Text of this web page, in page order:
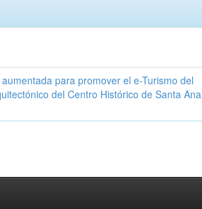
para promover el e-Turismo del
del Centro Histórico de Santa Ana